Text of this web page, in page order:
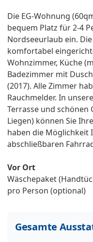
Die EG-Wohnung
bequem Platz für 2-4
Nordseeurlaub ein.
komfortabel
Wohnzimmer, Küche
Badezimmer mit
(2017). Alle Zimmer
Rauchmelder. In
Terrasse und schönen
Liegen) können Sie
haben die Möglichkeit
abschließbaren
Vor Ort
Wäschepaket
pro Person (optional)
Gesamte